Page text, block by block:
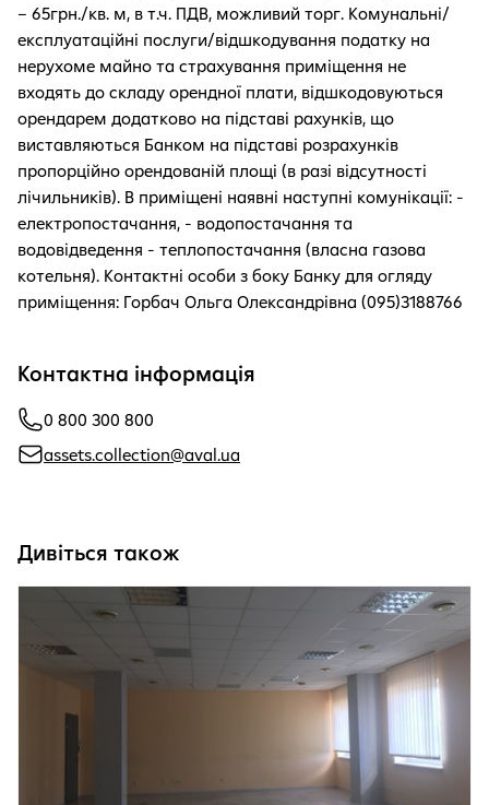
– 65грн./кв. м, в т.ч. ПДВ, можливий торг. Комунальні/
експлуатаційні послуги/відшкодування податку на
нерухоме майно та страхування приміщення не
входять до складу орендної плати, відшкодовуються
орендарем додатково на підставі рахунків, що
виставляються Банком на підставі розрахунків
пропорційно орендованій площі (в разі відсутності
лічильників). В приміщені наявні наступні комунікації: -
електропостачання, - водопостачання та
водовідведення - теплопостачання (власна газова
котельня). Контактні особи з боку Банку для огляду
приміщення: Горбач Ольга Олександрівна (095)3188766
Контактна інформація
0 800 300 800
assets.collection@aval.ua
Дивіться також